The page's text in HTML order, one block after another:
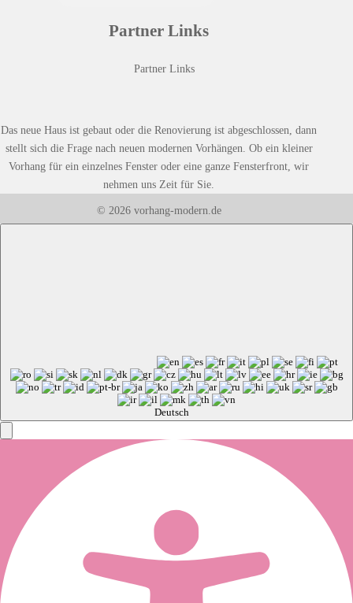
Partner Links
Partner Links
Das neue Haus ist gebaut oder die Renovierung ist abgeschlossen, dann
stellt sich die Frage nach neuen modernen Vorhängen. Ob ein kleiner
Vorhang für ein einzelnes Fenster oder eine ganze Fensterfront, wir
nehmen uns Zeit für Sie.
© 2026 vorhang-modern.de
Deutsch